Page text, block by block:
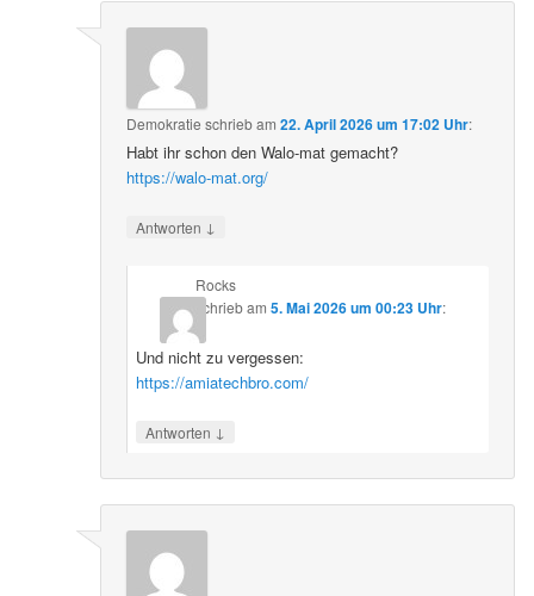
Demokratie schriebam22. April 2026 um 17:02 Uhr:
Habt ihr schon den Walo-mat gemacht?
https://walo-mat.org/
Antworten ↓
Rocks
schriebam 5. Mai 2026 um 00:23 Uhr:
Und nicht zu vergessen:
https://amiatechbro.com/
Antworten ↓